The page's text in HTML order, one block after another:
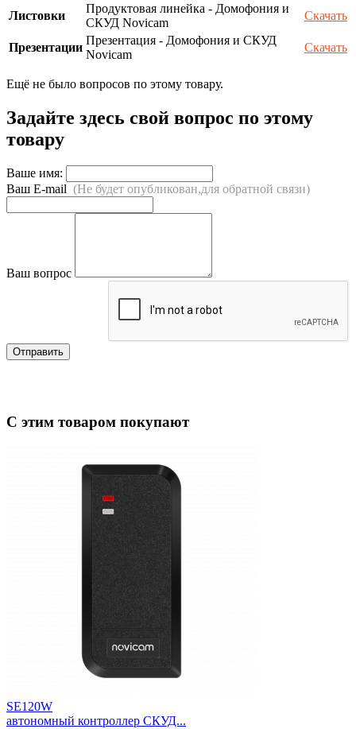
Листовки
Продуктовая линейка - Домофония и
СКУД Novicam
Скачать
Презентации
Презентация - Домофония и СКУД
Novicam
Скачать
Ещё не было вопросов по этому товару.
Задайте здесь свой вопрос по этому
товару
Ваше имя:
Ваш E-mail (Не будет опубликован,для обратной связи)
Ваш вопрос
Отправить
С этим товаром покупают
SE120W
автономный контроллер СКУД...